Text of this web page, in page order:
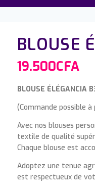
BLOUSE
19.500CFA
BLOUSE ÉLÉGANCIA
(Commande possible
Avec nos blouses
textile de qualité
Chaque blouse est
Adoptez une tenue
est respectueux de